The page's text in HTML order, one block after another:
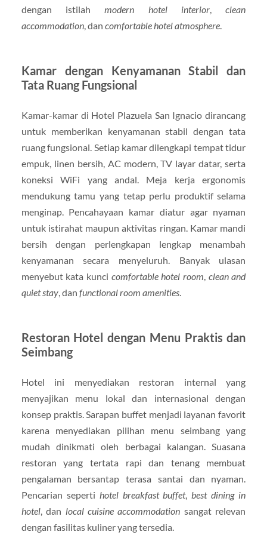
dengan istilahmodern hotel interior,clean
accommodation, dan comfortable hotel atmosphere.
Kamar dengan Kenyamanan Stabil dan
Tata Ruang Fungsional
Kamar-kamar di Hotel Plazuela San Ignacio dirancang
untuk memberikan kenyamanan stabil dengan tata
ruang fungsional. Setiap kamar dilengkapi tempat tidur
empuk, linen bersih, AC modern, TV layar datar, serta
koneksi WiFi yang andal. Meja kerja ergonomis
mendukung tamu yang tetap perlu produktif selama
menginap. Pencahayaan kamar diatur agar nyaman
untuk istirahat maupun aktivitas ringan. Kamar mandi
bersih dengan perlengkapan lengkap menambah
kenyamanan secara menyeluruh. Banyak ulasan
menyebut kata kunci comfortable hotel room, clean and
quiet stay, dan functional room amenities.
Restoran Hotel dengan Menu Praktis dan
Seimbang
Hotel ini menyediakan restoran internal yang
menyajikan menu lokal dan internasional dengan
konsep praktis. Sarapan buffet menjadi layanan favorit
karena menyediakan pilihan menu seimbang yang
mudah dinikmati oleh berbagai kalangan. Suasana
restoran yang tertata rapi dan tenang membuat
pengalaman bersantap terasa santai dan nyaman.
Pencarian seperti hotel breakfast buffet,best dining in
hotel, dan local cuisine accommodation sangat relevan
dengan fasilitas kuliner yang tersedia.